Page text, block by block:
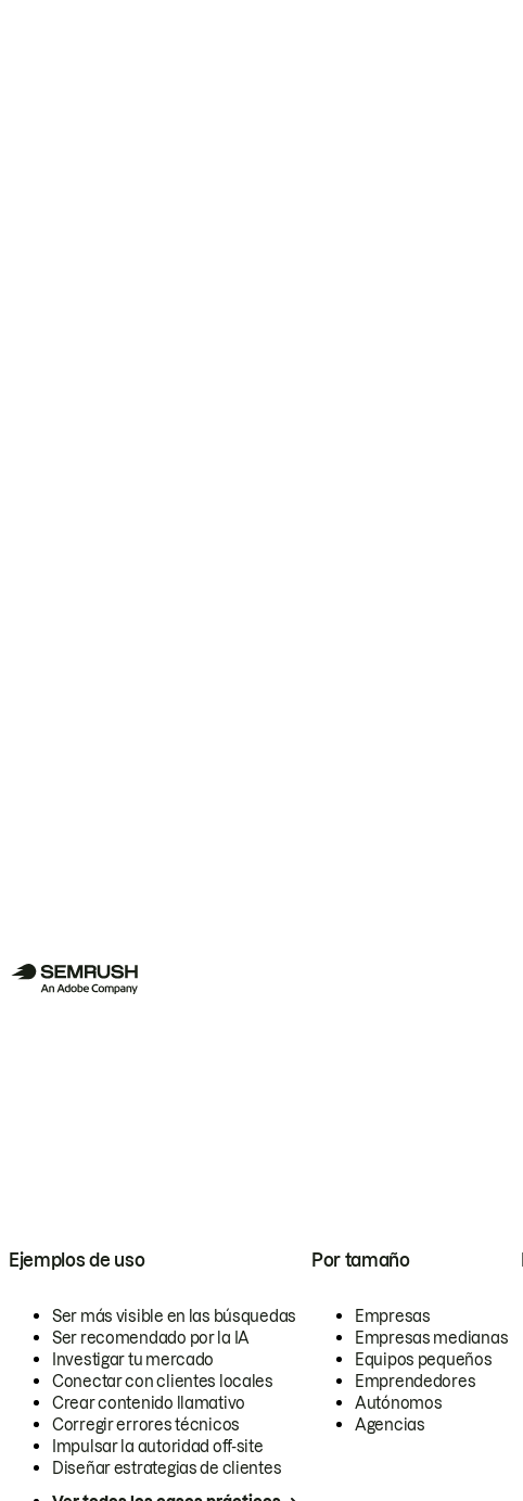
Ejemplos de uso
Ser más visible en las búsquedas
Ser recomendado por la IA
Investigar tu mercado
Conectar con clientes locales
Crear contenido llamativo
Corregir errores técnicos
Impulsar la autoridad off-site
Diseñar estrategias de clientes
Por tamaño
Empresas
Empresas medianas
Equipos pequeños
Emprendedores
Autónomos
Agencias